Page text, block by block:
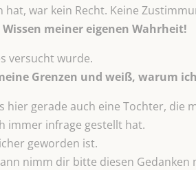
hat, war kein Recht. Keine
meiner eigenen Wahrheit!
versucht wurde.
Grenzen und weiß, warum
hier gerade auch eine Tochter, die
immer infrage gestellt hat.
geworden ist.
nimm dir bitte diesen Gedanken